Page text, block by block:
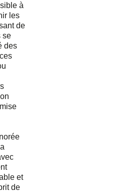
à
les
de
se
des
et
de